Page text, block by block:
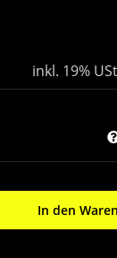
inkl. 19%
In den